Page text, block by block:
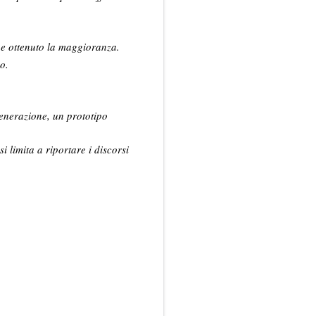
ottenuto la maggioranza.
un prototipo
limita a riportare i discorsi